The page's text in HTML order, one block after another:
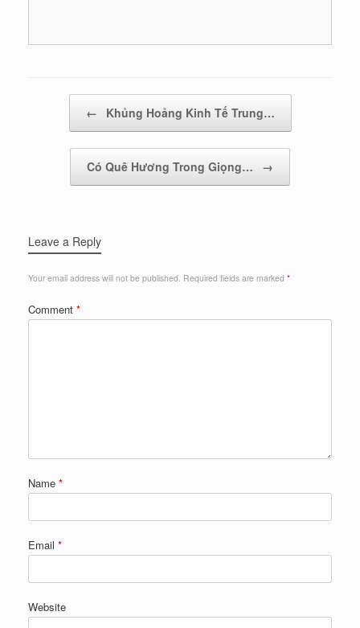
← Khủng Hoảng Kinh Tế Trung…
Có Quê Hương Trong Giọng… →
Leave a Reply
Your email address will not be published. Required fields are marked *
Comment *
Name *
Email *
Website